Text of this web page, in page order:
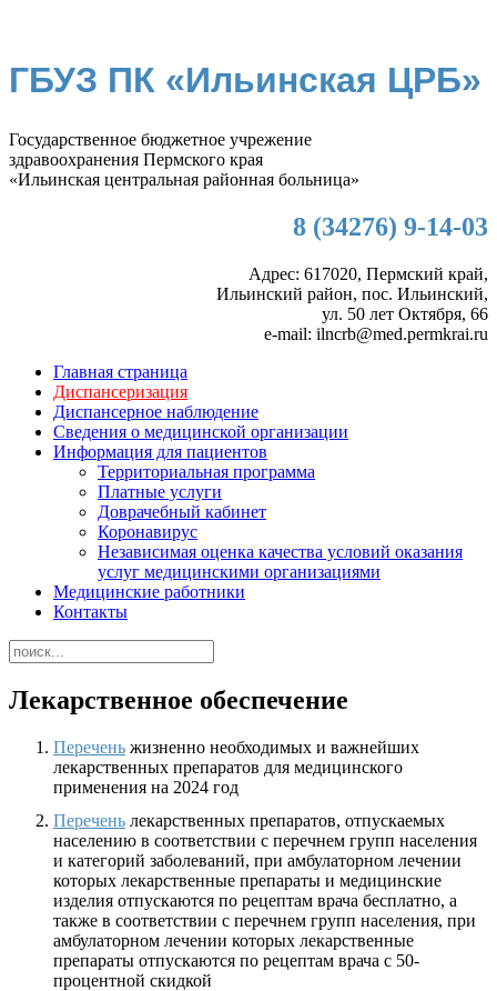
ГБУЗ ПК «Ильинская ЦРБ»
Государственное бюджетное учрежение
здравоохранения Пермского края
«Ильинская центральная районная больница»
8 (34276) 9-14-03
Адрес: 617020, Пермский край,
Ильинский район, пос. Ильинский,
ул. 50 лет Октября, 66
e-mail: ilncrb@med.permkrai.ru
Главная страница
Диспансеризация
Диспансерное наблюдение
Сведения о медицинской организации
Информация для пациентов
Территориальная программа
Платные услуги
Доврачебный кабинет
Коронавирус
Независимая оценка качества условий оказания
услуг медицинскими организациями
Медицинские работники
Контакты
Лекарственное обеспечение
Перечень жизненно необходимых и важнейших
лекарственных препаратов для медицинского
применения на 2024 год
Перечень лекарственных препаратов, отпускаемых
населению в соответствии с перечнем групп населения
и категорий заболеваний, при амбулаторном лечении
которых лекарственные препараты и медицинские
изделия отпускаются по рецептам врача бесплатно, а
также в соответствии с перечнем групп населения, при
амбулаторном лечении которых лекарственные
препараты отпускаются по рецептам врача с 50-
процентной скидкой